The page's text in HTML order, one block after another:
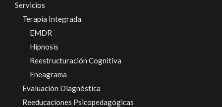
Servicios
Terapia Integrada
EMDR
Hipnosis
Reestructuración Cognitiva
Eneagrama
Evaluación Diagnóstica
Reeducaciones Psicopedagógicas